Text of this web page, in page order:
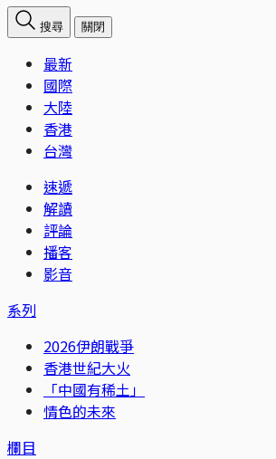
搜尋 關閉
最新
國際
大陸
香港
台灣
速遞
解讀
評論
播客
影音
系列
2026伊朗戰爭
香港世紀大火
「中國有稀土」
情色的未來
欄目